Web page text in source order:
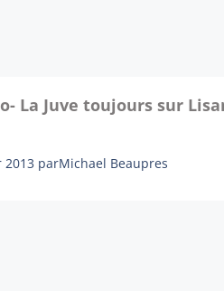
La Juve toujours sur
2013 parMichael Beaupres